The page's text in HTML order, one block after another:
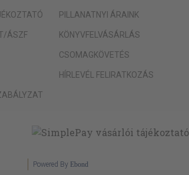
ÁSZF
PILLANATNYI ÁRAINK
KÖNYVFELVÁSÁRLÁS
CSOMAGKÖVETÉS
HÍRLEVÉL FELIRATKOZÁS
Powered By Ebond